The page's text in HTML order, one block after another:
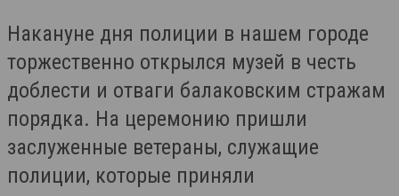
Накануне дня полиции в нашем городе
торжественно открылся музей в честь
доблести и отваги балаковским стражам
порядка. На церемонию пришли
заслуженные ветераны, служащие
полиции, которые приняли